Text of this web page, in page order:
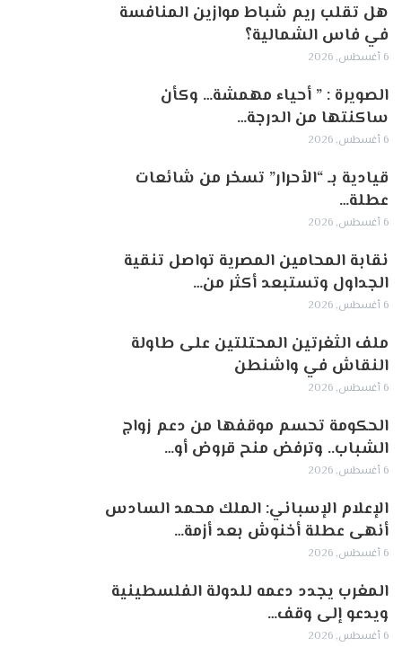
هل تقلب ريم شباط موازين المنافسة
في فاس الشمالية؟
6 أغسطس, 2026
الصويرة : ” أحياء مهمشة… وكأن
ساكنتها من الدرجة…
6 أغسطس, 2026
قيادية بـ “الأحرار” تسخر من شائعات
عطلة…
6 أغسطس, 2026
نقابة المحامين المصرية تواصل تنقية
الجداول وتستبعد أكثر من…
6 أغسطس, 2026
ملف الثغرتين المحتلتين على طاولة
النقاش في واشنطن
6 أغسطس, 2026
الحكومة تحسم موقفها من دعم زواج
الشباب.. وترفض منح قروض أو…
6 أغسطس, 2026
الإعلام الإسباني: الملك محمد السادس
أنهى عطلة أخنوش بعد أزمة…
6 أغسطس, 2026
المغرب يجدد دعمه للدولة الفلسطينية
ويدعو إلى وقف…
6 أغسطس, 2026